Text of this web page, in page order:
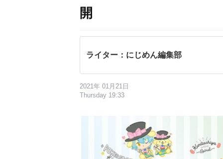
開
ライター：にじめん編集部
2021年 01月21日
Thursday 19:33